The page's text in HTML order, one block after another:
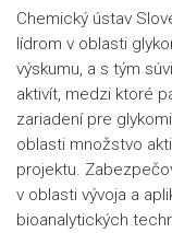
Chemický ústav
lídrom v oblasti
výskumu, a s tým
aktivít, medzi ktoré
zariadení pre
oblasti množstvo
projektu.
v oblasti vývoja a
bioanalytických